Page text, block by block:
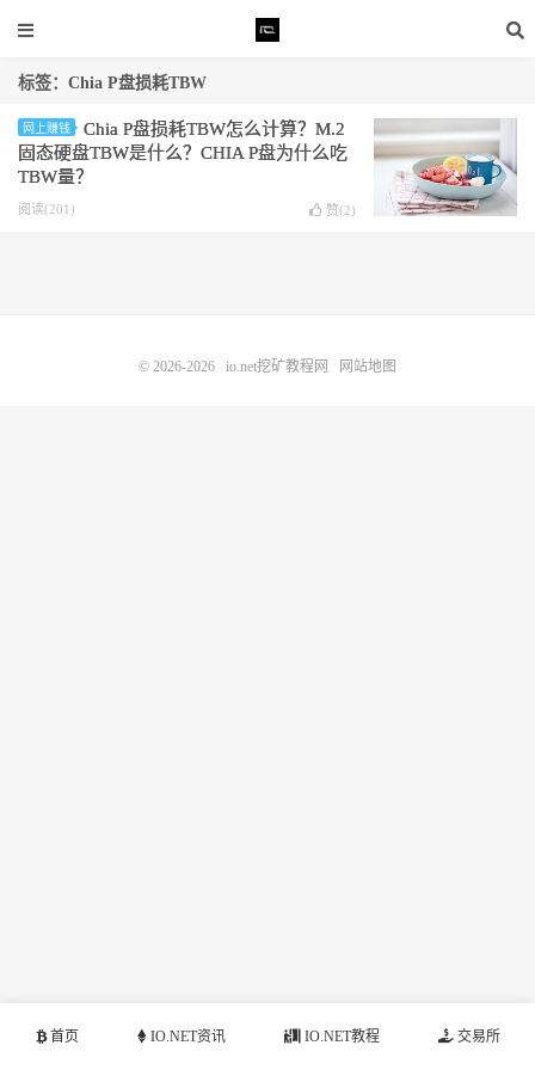
标签：Chia P盘损耗TBW
网上赚钱
Chia P盘损耗TBW怎么计算？M.2
固态硬盘TBW是什么？CHIA P盘为什么吃
TBW量？
阅读(201) 赞(2)
首页 IO.NET资讯 IO.NET教程 交易所
© 2026-2026 io.net挖矿教程网 网站地图